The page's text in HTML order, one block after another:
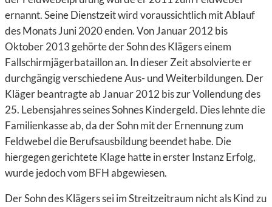
ernannt. Seine Dienstzeit wird voraussichtlich mit Ablauf
des Monats Juni 2020 enden. Von Januar 2012 bis
Oktober 2013 gehörte der Sohn des Klägers einem
Fallschirmjägerbataillon an. In dieser Zeit absolvierte er
durchgängig verschiedene Aus- und Weiterbildungen. Der
Kläger beantragte ab Januar 2012 bis zur Vollendung des
25. Lebensjahres seines Sohnes Kindergeld. Dies lehnte die
Familienkasse ab, da der Sohn mit der Ernennung zum
Feldwebel die Berufsausbildung beendet habe. Die
hiergegen gerichtete Klage hatte in erster Instanz Erfolg,
wurde jedoch vom BFH abgewiesen.
Der Sohn des Klägers sei im Streitzeitraum nicht als Kind zu